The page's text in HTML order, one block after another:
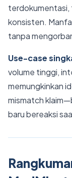
terdokumentasi,
konsisten.
tanpa
Use-case
volume tinggi,
memungkinkan
mismatch
baru bereaksi